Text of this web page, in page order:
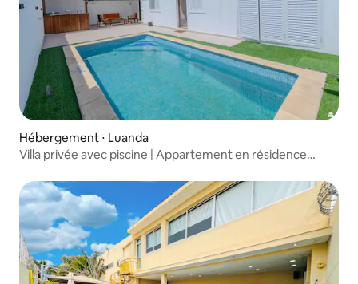
Hébergement ⋅ Luanda
Villa privée avec piscine | Appartement en résidence